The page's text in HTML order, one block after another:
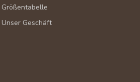
Größentabelle
Unser Geschäft